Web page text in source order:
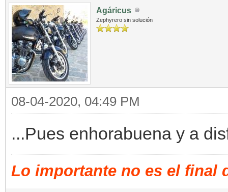
Agáricus
Zephyrero sin solución
08-04-2020, 04:49 PM
...Pues enhorabuena y a
Lo importante no es el final